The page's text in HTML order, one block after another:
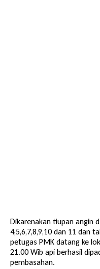
Dikarenakan tiupan angin
4,5,6,7,8,9,10 dan 11 dan
petugas PMK datang ke
21.00 Wib api berhasil
pembasahan.